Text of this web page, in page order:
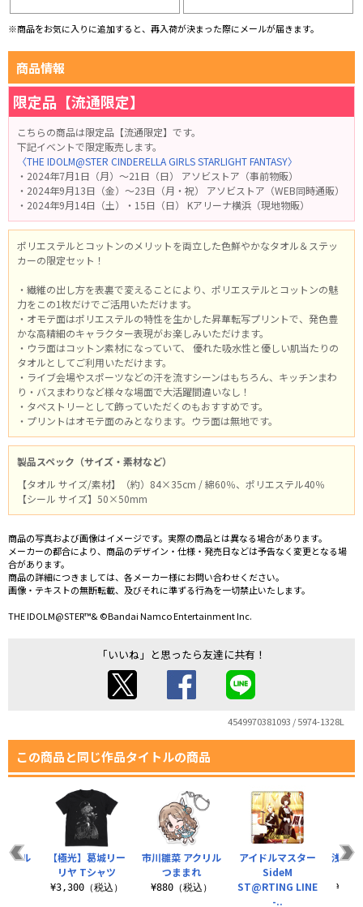
※商品をお気に入りに追加すると、再入荷が決まった際にメールが届きます。
商品情報
限定品【流通限定】
こちらの商品は限定品【流通限定】です。
下記イベントで限定販売します。
〈THE IDOLM@STER CINDERELLA GIRLS STARLIGHT FANTASY〉
・2024年7月1日（月）～21日（日） アソビストア（事前物販）
・2024年9月13日（金）～23日（月・祝） アソビストア（WEB同時通販）
・2024年9月14日（土）・15日（日） Kアリーナ横浜（現地物販）
ポリエステルとコットンのメリットを両立した色鮮やかなタオル＆ステッ
カーの限定セット！
・繊維の出し方を表裏で変えることにより、ポリエステルとコットンの魅
力をこの1枚だけでご活用いただけます。
・オモテ面はポリエステルの特性を生かした昇華転写プリントで、発色豊
かな高精細のキャラクター表現がお楽しみいただけます。
・ウラ面はコットン素材になっていて、 優れた吸水性と優しい肌当たりの
タオルとしてご利用いただけます。
・ライブ会場やスポーツなどの汗を流すシーンはもちろん、キッチンまわ
り・バスまわりなど様々な場面で大活躍間違いなし！
・タペストリーとして飾っていただくのもおすすめです。
・プリントはオモテ面のみとなります。ウラ面は無地です。
製品スペック（サイズ・素材など）
【タオル サイズ/素材】（約）84×35cm / 綿60％、ポリエステル40％
【シール サイズ】50×50mm
商品の写真および画像はイメージです。実際の商品とは異なる場合があります。
メーカーの都合により、商品のデザイン・仕様・発売日などは予告なく変更となる場
合があります。
商品の詳細につきましては、各メーカー様にお問い合わせください。
画像・テキストの無断転載、及びそれに準ずる行為を一切禁止いたします。
THE IDOLM@STER™& ©Bandai Namco Entertainment Inc.
「いいね」と思ったら友達に共有！
4549970381093 / 5974-1328L
この商品と同じ作品タイトルの商品
市川雛菜 アクリル
つままれ
¥880（税込）
アイドルマスター
SideM
ST@RTING LINE
-..
浅倉
リル
【極光】葛城リー
リヤ Tシャツ
¥3,300（税込）